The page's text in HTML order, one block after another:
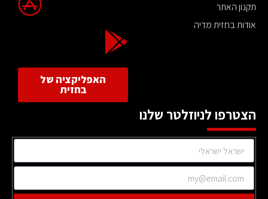
תקנון האתר
אודות בחזית מדיה
האפליקציה של
בחזית
הצטרפו לניוזלטר שלנו